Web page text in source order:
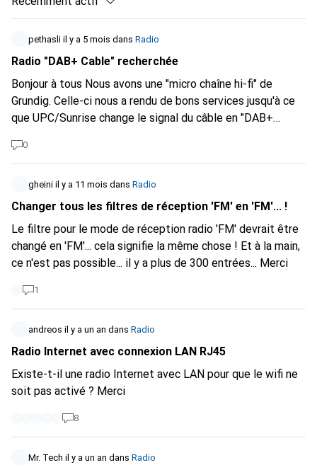
pethasli il y a 5 mois dans Radio
Radio "DAB+ Cable" recherchée
Bonjour à tous Nous avons une "micro chaîne hi-fi" de
Grundig. Celle-ci nous a rendu de bons services jusqu'à ce
que UPC/Sunrise change le signal du câble en "DAB+
(ou un adaptateur suffit-il ?). Comment puis-je trouver
quelque chose d'approprié ici ? "DAB Cable" dans le champ
de recherche ne donne que des câbles ...
0
gheini il y a 11 mois dans Radio
Changer tous les filtres de réception 'FM' en 'FM'... !
Le filtre pour le mode de réception radio 'FM' devrait être
changé en 'FM'... cela signifie la même chose ! Et à la main,
ce n'est pas possible... il y a plus de 300 entrées... Merci
1
andreos il y a un an dans Radio
Radio Internet avec connexion LAN RJ45
Existe-t-il une radio Internet avec LAN pour que le wifi ne
soit pas activé ? Merci
8
Mr. Tech il y a un an dans Radio